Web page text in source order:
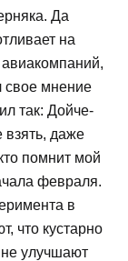
Да
на
свое мнение
так: Дойче-
взять, даже
помнит мой
февраля.
в
что кустарно
улучшают